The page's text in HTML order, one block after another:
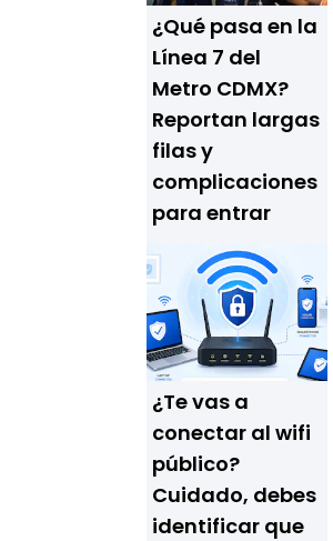
¿Qué pasa en la
Línea 7 del
Metro CDMX?
Reportan largas
filas y
complicaciones
para entrar
¿Te vas a
conectar al wifi
público?
Cuidado, debes
identificar que